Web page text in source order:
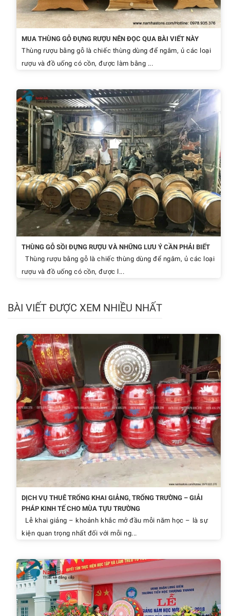
MUA THÙNG GỖ ĐỰNG RƯỢU NÊN ĐỌC QUA BÀI VIẾT NÀY
Thùng rượu bằng gỗ là chiếc thùng dùng để ngâm, ủ các loại
rượu và đồ uống có cồn, được làm bằng ...
THÙNG GỖ SỒI ĐỰNG RƯỢU VÀ NHỮNG LƯU Ý CẦN PHẢI BIẾT
Thùng rượu bằng gỗ là chiếc thùng dùng để ngâm, ủ các loại
rượu và đồ uống có cồn, được l...
BÀI VIẾT ĐƯỢC XEM NHIỀU NHẤT
DỊCH VỤ THUÊ TRỐNG KHAI GIẢNG, TRỐNG TRƯỜNG – GIẢI
PHÁP KINH TẾ CHO MÙA TỰU TRƯỜNG
Lễ khai giảng – khoảnh khắc mở đầu mỗi năm học – là sự
kiện quan trọng nhất đối với mỗi ng...